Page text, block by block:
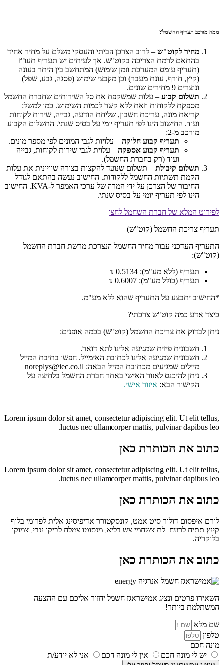
ממה מורכב תעריף החשמל?
מחיר לקוט"ש – לרוב הצרכן הביתי והעסקי משלם על מחיר אחיד
בהתאם לרמת הצריכה בקוט"ש. אך לעיתים יש תעריף תעו"ז
(תעריף עומס המערכת וזמן שימוש) המתחשב בין היתר בעונה
(קיץ, חורף, עונת מעבר) וכן מקבצי שימוש (פסגה, גבע, שפל)
ונוצרים 9 מחירים שונים.
תשלום קבוע – עלות שמשקפת את סל השירותים שחברת החשמל
מספקת ללקוחות וזאת ללא קשר לכמות השימוש. כמו למשל:
קריאת מונה, עריכת חשבון, שליחת הודעה, גבייה, שירות לקוחות
ועוד. החישוב הינו לפי תעריף יומי על בסיס שנתי. התשלום הקבוע
מורכב מ-2:
תעריף קבוע חלוקה – עלויות לגבי המונים לפי מספר מונים.
תעריף קבוע אספקה – עלוית לגבי שירות לקוחות, גבייה
ועוד (רק בחברת החשמל).
תשלום קיבולת – תשלום שנועד להקצות בצורה שוויונית את עלות
הקמת תשתיות החשמל ללקוחות. החישוב נעשה בהתאם לגודל
החיבור של הצרכן על ידי המרה של ערכי האמפר ל-KVA. החישוב
הינו לפי תעריף יומי על בסיס שנתי.
לפירוט המלא של חברת השחמל לחצו
תעריף צריכת החשמל (קוט"ש)
התעריף העדכני עבור מחיר החשמל הנצרכת מרשת חברת החשמל
(קוט"ש):
תעריף (ללא מע"מ): 0.5134 ₪
תעריף (כולל מע"מ): 0.6007 ₪
*החישוב יתבצע על התעריף שהוא ללא מע"מ.
כיצד אדע כמה קוט"ש צרכתי?
ניתן לבדוק את צריכת החשמל (קוט"ש) בכמה אופנים:
חשבונית פיזית שמגיעה אלינו לתא דואר.
חשבונית שמגיעה אלינו לכתובת האימייל. חפשו בתיבת המייל
מיילים שמגיעים מכתובת המייל הבאה: noreplys@iec.co.il
ניתן להיכנס לאזור האישי באתר חברת החשמל בלחיצה על
הקישור הבא: איזור אישי.
Lorem ipsum dolor sit amet, consectetur adipiscing elit. Ut elit tellus,
luctus nec ullamcorper mattis, pulvinar dapibus leo.
כתוב את הכותרת כאן
Lorem ipsum dolor sit amet, consectetur adipiscing elit. Ut elit tellus,
luctus nec ullamcorper mattis, pulvinar dapibus leo.
כתוב את הכותרת כאן
לורם איפסום דולור סיט אמט, קונסקטורר אדיפיסינג אלית לפרומי בלוף
קינץ תתיח לרעח. לת צשחמי צש בליא, מנסוטו צמלח לביקו ננבי, צמוקו
בלוקריה.
כתוב את הכותרת כאן
השאירו פרטים ונציג אמישראגז חשמל יחזור אליכם עם ההצעה
המשתלמת ביותר!
שם מלא
טלפון
מונה חכם
יש לי מונה חכם
אין לי מונה חכם אני לא יודע/ת